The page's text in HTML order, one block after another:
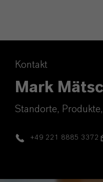
Kontakt
Mark
Standorte,
+49 221 8885 3372